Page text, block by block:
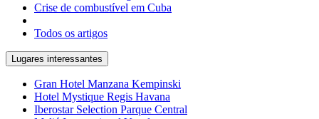
Crise de combustível em Cuba
Todos os artigos
Lugares interessantes
Gran Hotel Manzana Kempinski
Hotel Mystique Regis Havana
Iberostar Selection Parque Central